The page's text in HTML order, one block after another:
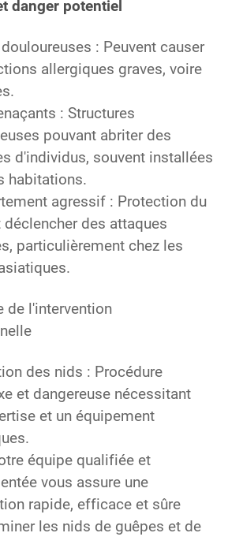
danger potentiel
: Peuvent causer
allergiques graves, voire
: Structures
pouvant abriter des
d'individus, souvent installées
habitations.
agressif : Protection du
déclencher des attaques
particulièrement chez les
de l'intervention
des nids : Procédure
et dangereuse nécessitant
et un équipement
équipe qualifiée et
vous assure une
rapide, efficace et sûre
les nids de guêpes et de